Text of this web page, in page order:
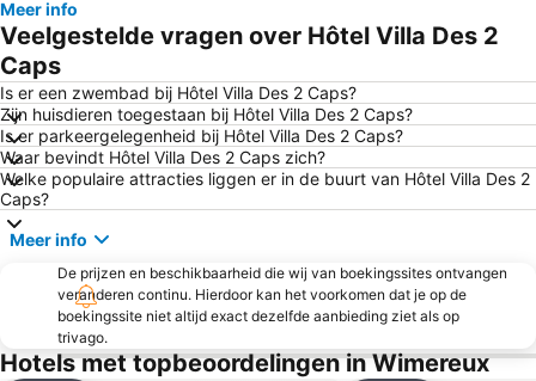
Plage de Le Portel
Bagatelle
Rencontres Internationales de Cerfs-volants
Chez Mimi
Le Touquet-Elizabeth II Airport
Golf d'Hardelot
Enduropale Quaduro
Port de Calais
Dennlys Parc
Cité Europe
La Route du Poisson
Aquaclub de Belle-Dune
Hôtel de Ville
Aqualud
Calais–Dunkerque Airport
Port Dover
Belfry
Eurotunnel
Meer info
Veelgestelde vragen over Hôtel Villa Des 2
Caps
Is er een zwembad bij Hôtel Villa Des 2 Caps?
Zijn huisdieren toegestaan bij Hôtel Villa Des 2 Caps?
Is er parkeergelegenheid bij Hôtel Villa Des 2 Caps?
Waar bevindt Hôtel Villa Des 2 Caps zich?
Welke populaire attracties liggen er in de buurt van Hôtel Villa Des 2
Caps?
Meer info
De prijzen en beschikbaarheid die wij van boekingssites ontvangen
veranderen continu. Hierdoor kan het voorkomen dat je op de
boekingssite niet altijd exact dezelfde aanbieding ziet als op
trivago.
Hotels met topbeoordelingen in Wimereux